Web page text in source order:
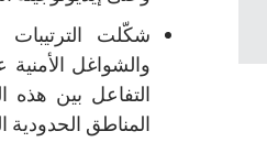
شكّلت الترتيبات
والشواغل
التفاعل بين هذه
المناطق الحدودية